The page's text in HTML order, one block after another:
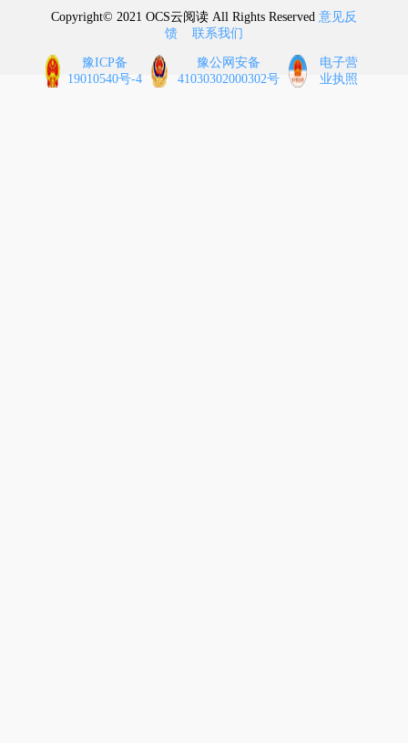
Copyright© 2021 OCS云阅读 All Rights Reserved 意见反
馈
联系我们
豫ICP备
19010540号-4
豫公网安备
41030302000302号
电子营
业执照